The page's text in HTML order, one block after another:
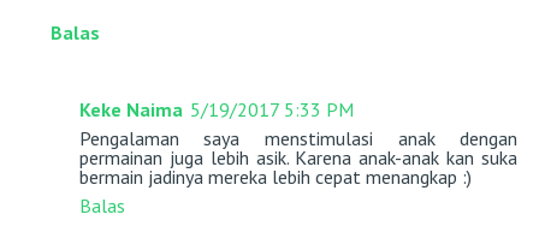
Balas
Keke Naima 5/19/2017 5:33 PM
Pengalaman saya menstimulasi anak dengan
permainan juga lebih asik. Karena anak-anak kan suka
bermain jadinya mereka lebih cepat menangkap :)
Balas